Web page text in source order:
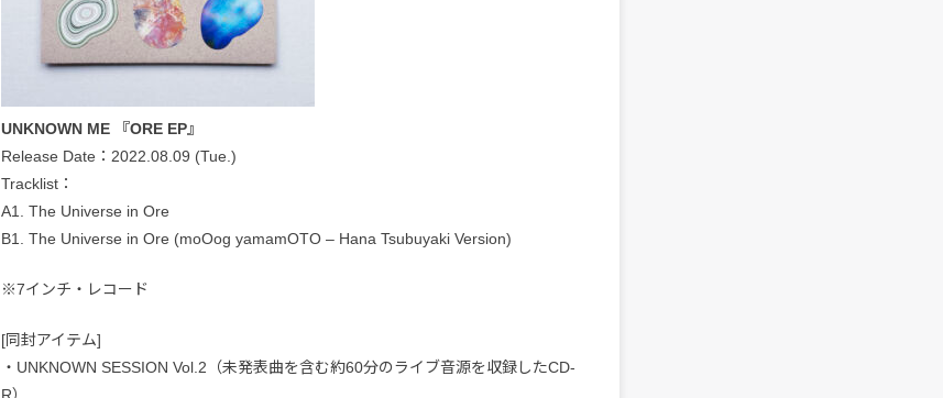
UNKNOWN ME 『ORE EP』
Release Date：2022.08.09 (Tue.)
Tracklist：
A1. The Universe in Ore
B1. The Universe in Ore (moOog yamamOTO – Hana Tsubuyaki Version)
※7インチ・レコード
[同封アイテム]
・UNKNOWN SESSION Vol.2（未発表曲を含む約60分のライブ音源を収録したCD-